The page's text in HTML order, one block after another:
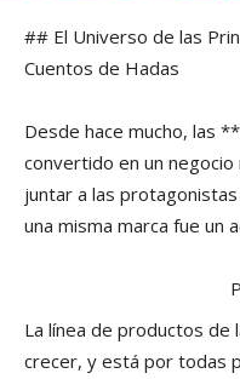
## El Universo de las
Cuentos de Hadas
Desde hace mucho, las
convertido en un
juntar a las
una misma marca fue un
La línea de productos de
crecer, y está por todas